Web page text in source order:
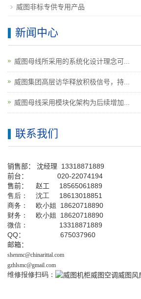
威图非标专供专用产品
新闻中心
威图母线所采用的系统化设计理念可...
威图集团高层访华释放积极信号，持...
威图母线采用模块化架构为后续增加...
联系我们
销售部： 沈经理 13318871889
前台： 020-22074194
售前： 赵工 18565061889
售后： 沈工 18613018851
商务： 欧小姐 18620718890
财务： 欧小姐 18620718890
微信： 13318871889
QQ： 675037960
邮箱：
shenmc@chinarittal.com
gzhlsmc@gmail.com
维修报修扫码：